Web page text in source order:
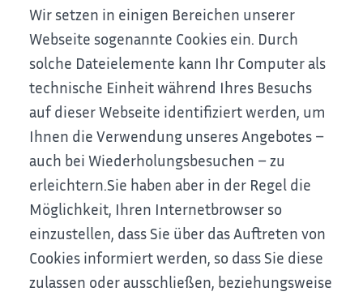
Wir setzen in einigen Bereichen unserer
Webseite sogenannte Cookies ein. Durch
solche Dateielemente kann Ihr Computer als
technische Einheit während Ihres Besuchs
auf dieser Webseite identifiziert werden, um
Ihnen die Verwendung unseres Angebotes –
auch bei Wiederholungsbesuchen – zu
erleichtern.Sie haben aber in der Regel die
Möglichkeit, Ihren Internetbrowser so
einzustellen, dass Sie über das Auftreten von
Cookies informiert werden, so dass Sie diese
zulassen oder ausschließen, beziehungsweise